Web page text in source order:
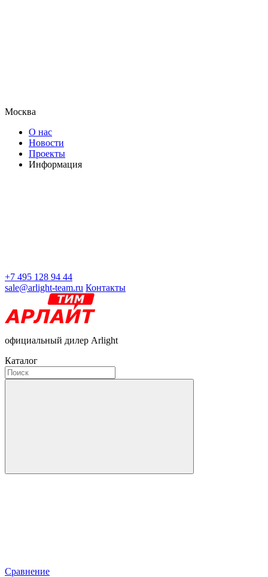
Москва
О нас
Новости
Проекты
Информация
+7 495 128 94 44
sale@arlight-team.ru Контакты
официальный дилер Arlight
Каталог
Сравнение